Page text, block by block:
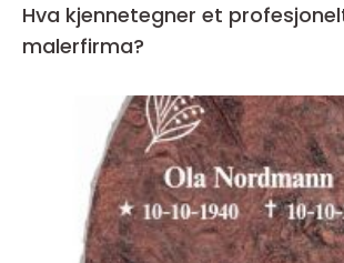
Hva kjennetegner et
malerfirma?